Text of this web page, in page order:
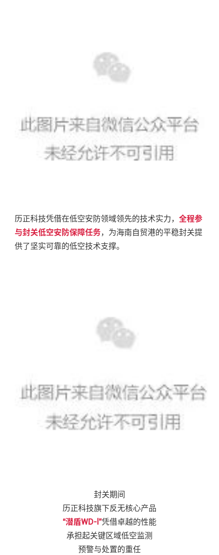
历正科技凭借在低空安防领域领先的技术实力，全程参
与封关低空安防保障任务，为海南自贸港的平稳封关提
供了坚实可靠的低空技术支撑。
封关期间
历正科技旗下反无核心产品
“潜盾WD-l”凭借卓越的性能
承担起关键区域低空监测
预警与处置的重任